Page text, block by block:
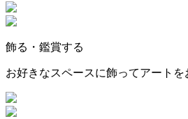
飾る・鑑賞する
お好きなスペースに飾ってアートを